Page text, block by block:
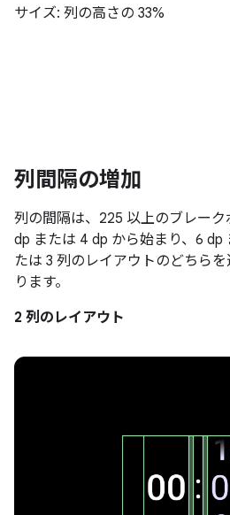
サイズ: 列の高さの 33%
列間隔の増加
列の間隔は、225 以上のブレー
dp または 4 dp から始まり、6 dp
たは 3 列のレイアウトのどちら
ります。
2 列のレイアウト